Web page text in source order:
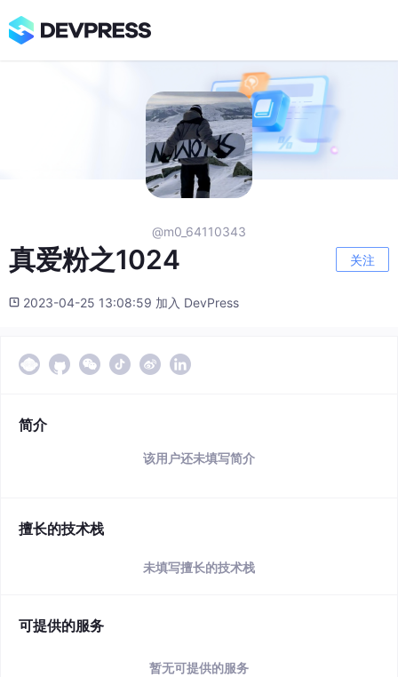
@m0_64110343
真爱粉之1024 关注
2023-04-25 13:08:59 加入 DevPress
简介
该用户还未填写简介
擅长的技术栈
未填写擅长的技术栈
可提供的服务
暂无可提供的服务